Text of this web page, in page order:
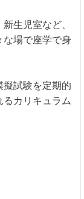
生児室など、
な場で座学で身
擬試験を定期的
カリキュラム